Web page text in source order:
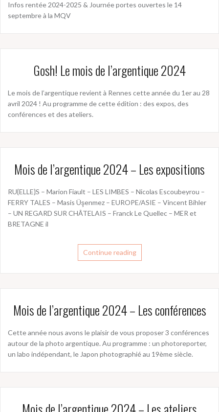
Infos rentée 2024-2025 & Journée portes ouvertes le 14
septembre à la MQV
Gosh! Le mois de l’argentique 2024
Le mois de l’argentique revient à Rennes cette année du 1er au 28
avril 2024 ! Au programme de cette édition : des expos, des
conférences et des ateliers.
Mois de l’argentique 2024 – Les expositions
RU{ELLE}S – Marion Fiault – LES LIMBES – Nicolas Escoubeyrou –
FERRY TALES – Masis Üşenmez – EUROPE/ASIE – Vincent Bihler
– UN REGARD SUR CHÂTELAIS – Franck Le Quellec – MER et
BRETAGNE il
Continue reading
Mois de l’argentique 2024 – Les conférences
Cette année nous avons le plaisir de vous proposer 3 conférences
autour de la photo argentique. Au programme : un photoreporter,
un labo indépendant, le Japon photographié au 19ème siècle.